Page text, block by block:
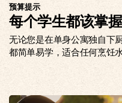
预算提示
每个学生都该掌
无论您是在单身公寓独自下
都简单易学，适合任何烹饪